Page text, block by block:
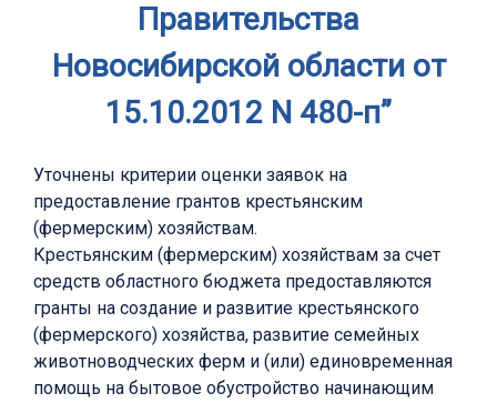
Правительства
Новосибирской области от
15.10.2012 N 480-п”
Уточнены критерии оценки заявок на
предоставление грантов крестьянским
(фермерским) хозяйствам.
Крестьянским (фермерским) хозяйствам за счет
средств областного бюджета предоставляются
гранты на создание и развитие крестьянского
(фермерского) хозяйства, развитие семейных
животноводческих ферм и (или) единовременная
помощь на бытовое обустройство начинающим